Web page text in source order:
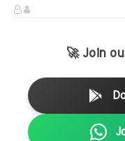
🚀 Join